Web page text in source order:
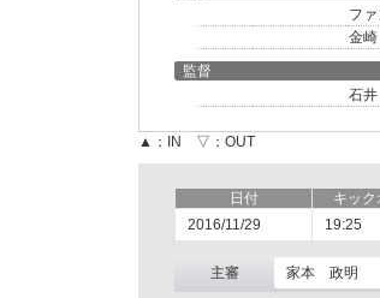
フ
金
監督
石
▲：IN ▽：OUT
日付 キック
2016/11/29
19:25
主審 家本 政明